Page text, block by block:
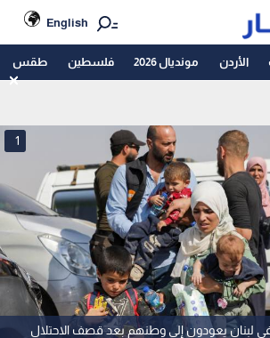
English
الأردن مونديال 2026 فلسطين طقس
لبنان يعودون إلى وطنهم بعد قصف الاحتلال
1